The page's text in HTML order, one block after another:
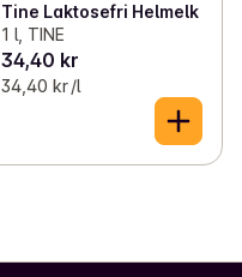
Tine Laktosefri Helmelk
1 l, TINE
34,40 kr
34,40 kr /l